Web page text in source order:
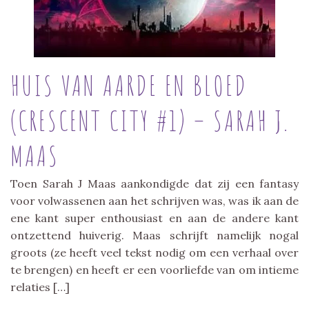
HUIS VAN AARDE EN BLOED
(CRESCENT CITY #1) – SARAH J.
MAAS
Toen Sarah J Maas aankondigde dat zij een fantasy
voor volwassenen aan het schrijven was, was ik aan de
ene kant super enthousiast en aan de andere kant
ontzettend huiverig. Maas schrijft namelijk nogal
groots (ze heeft veel tekst nodig om een verhaal over
te brengen) en heeft er een voorliefde van om intieme
relaties […]